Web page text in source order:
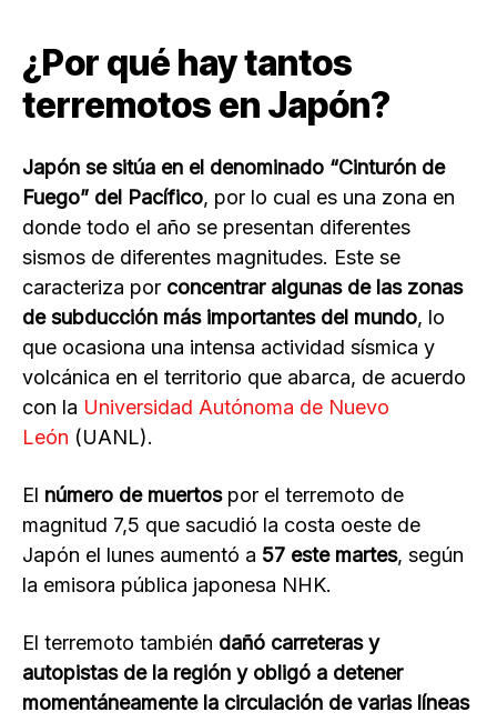
¿Por qué hay tantos
terremotos en Japón?
Japón se sitúa en el denominado “Cinturón de
Fuego” del Pacífico, por lo cual es una zona en
donde todo el año se presentan diferentes
sismos de diferentes magnitudes. Este se
caracteriza por concentrar algunas de las zonas
de subducción más importantes del mundo, lo
que ocasiona una intensa actividad sísmica y
volcánica en el territorio que abarca, de acuerdo
con la Universidad Autónoma de Nuevo
León (UANL).
El número de muertospor el terremoto de
magnitud 7,5 que sacudió la costa oeste de
Japón el lunes aumentó a 57 este martes, según
la emisora pública japonesa NHK.
El terremoto también dañó carreteras y
autopistas de la región y obligó a detener
momentáneamente la circulación de varias líneas